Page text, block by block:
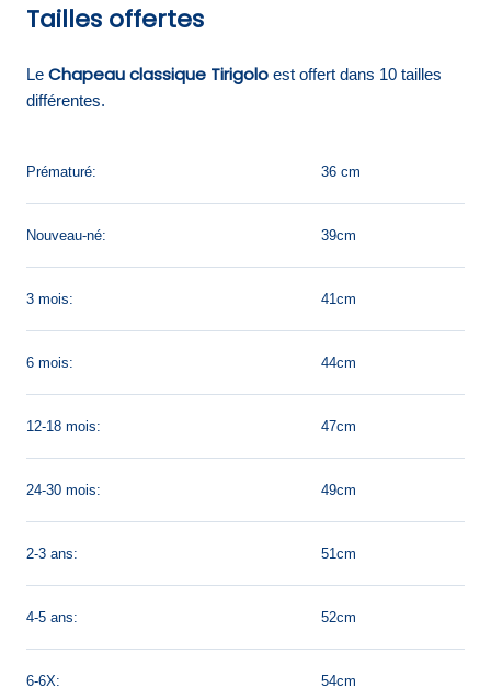
Tailles offertes
Le Chapeau classique Tirigolo est offert dans 10 tailles
différentes.
Prématuré: 36 cm
Nouveau-né: 39cm
3 mois: 41cm
6 mois: 44cm
12-18 mois: 47cm
24-30 mois: 49cm
2-3 ans: 51cm
4-5 ans: 52cm
6-6X: 54cm